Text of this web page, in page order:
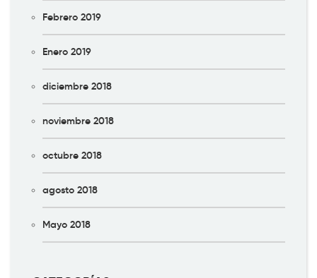
Febrero 2019
Enero 2019
diciembre 2018
noviembre 2018
octubre 2018
agosto 2018
Mayo 2018